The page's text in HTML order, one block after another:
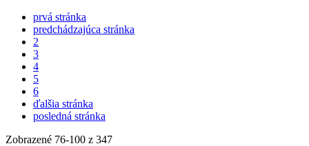
prvá stránka
predchádzajúca stránka
2
3
4
5
6
ďalšia stránka
posledná stránka
Zobrazené 76-100 z 347